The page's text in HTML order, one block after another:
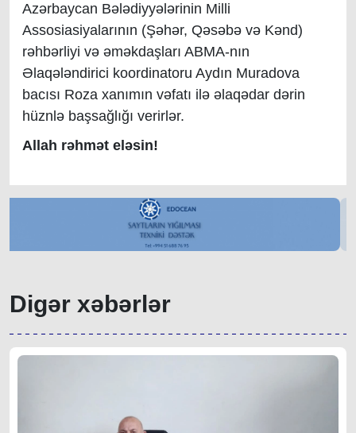
Azərbaycan Bələdiyyələrinin Milli
Assosiasiyalarının (Şəhər, Qəsəbə və Kənd)
rəhbərliyi və əməkdaşları ABMA-nın
Əlaqələndirici koordinatoru Aydın Muradova
bacısı Roza xanımın vəfatı ilə əlaqədar dərin
hüznlə başsağlığı verirlər.
Allah rəhmət eləsin!
Digər xəbərlər